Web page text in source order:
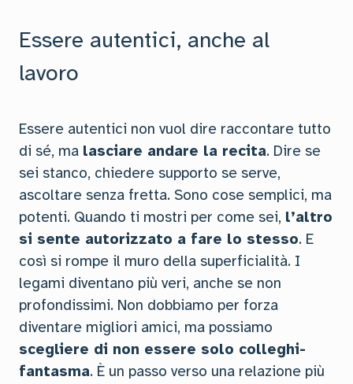
Essere autentici, anche al
lavoro
Essere autentici non vuol dire raccontare tutto
di sé, ma lasciare andare la recita. Dire se
sei stanco, chiedere supporto se serve,
ascoltare senza fretta. Sono cose semplici, ma
potenti. Quando ti mostri per come sei, l’altro
si sente autorizzato a fare lo stesso. E
così si rompe il muro della superficialità. I
legami diventano più veri, anche se non
profondissimi. Non dobbiamo per forza
diventare migliori amici, ma possiamo
scegliere di non essere solo colleghi-
fantasma. È un passo verso una relazione più